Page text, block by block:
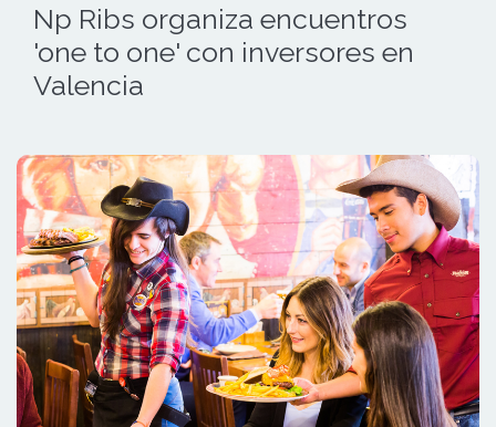
Np Ribs organiza encuentros
'one to one' con inversores en
Valencia